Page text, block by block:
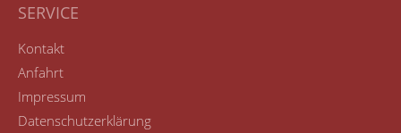
SERVICE
Kontakt
Anfahrt
Impressum
Datenschutzerklärung